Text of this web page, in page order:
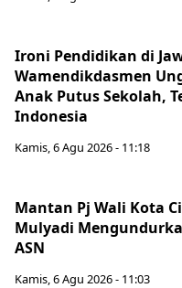
Ironi Pendidikan di
Wamendikdasmen
Anak Putus Sekolah,
Indonesia
Kamis, 6 Agu 2026 - 11:18
Mantan Pj Wali Kota
Mulyadi
ASN
Kamis, 6 Agu 2026 - 11:03